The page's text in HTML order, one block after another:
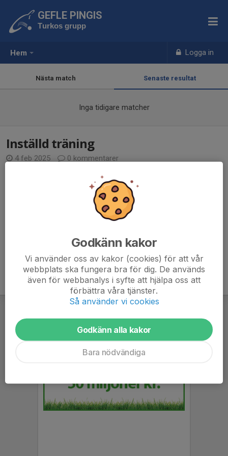
Hem Logga in
GEFLE PINGIS
Turkos grupp
Nästa match Senaste resultat
Inga tidigare matcher
Inställd träning
4 feb 2025
0 kommentarer
Godkänn kakor
Vi använder oss av kakor (cookies) för att vår
webbplats ska fungera bra för dig. De används
även för webbanalys i syfte att hjälpa oss att
förbättra våra tjänster.
Så använder vi cookies
Godkänn alla kakor
Bara nödvändiga